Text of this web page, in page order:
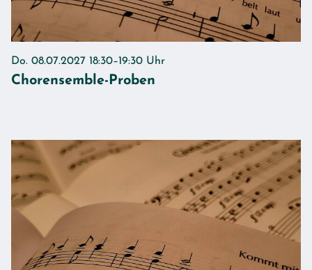
Do. 08.07.2027 18:30–19:30 Uhr
Chorensemble-Proben